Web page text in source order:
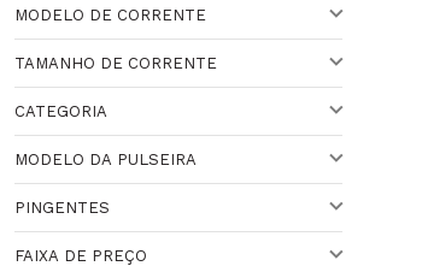
MODELO DE CORRENTE
TAMANHO DE CORRENTE
CATEGORIA
MODELO DA PULSEIRA
PINGENTES
FAIXA DE PREÇO